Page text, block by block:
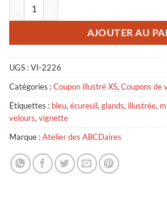
AJOUTER AU
UGS :VI-2226
Catégories :Coupon illustré XS, Coupons de
Étiquettes : bleu, écureuil, glands, illustrée,
velours, vignette
Marque :Atelier des ABCDaires